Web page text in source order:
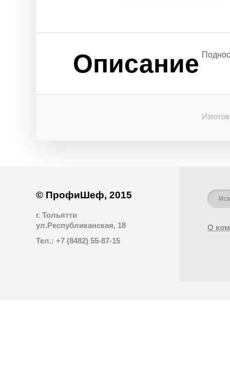
Описание
© ПрофиШеф, 2015
г. Тольятти
ул.Республиканская, 18
Тел.: +7 (8482) 55-87-15
О